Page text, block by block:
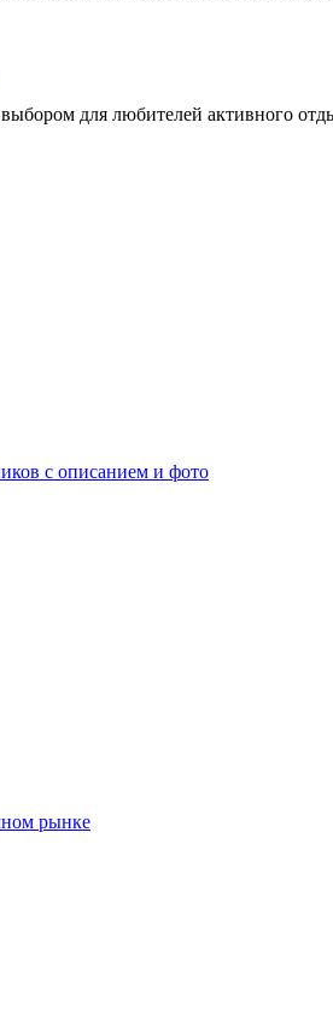
для любителей активного
с описанием и фото
рынке